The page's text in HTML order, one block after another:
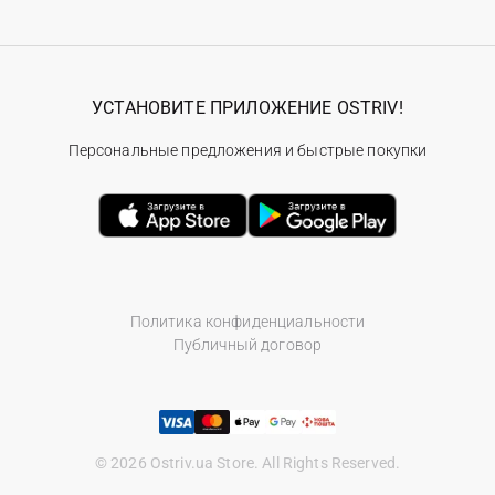
Политика конфиденциальности
Публичный договор
© 2026 Ostriv.ua Store. All Rights Reserved.
УСТАНОВИТЕ ПРИЛОЖЕНИЕ OSTRIV!
Персональные предложения и быстрые покупки